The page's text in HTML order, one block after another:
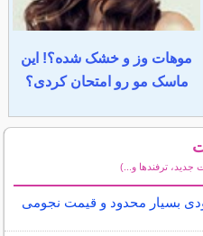
موهات وز و خشک شده؟! این
ماسک مو رو امتحان کردی؟
جدید، ترفندها و...)
بسیار محدود و قیمت نجومی